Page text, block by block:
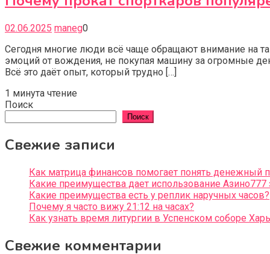
02.06.2025 maneg0
Сегодня многие люди всё чаще обращают внимание на
эмоций от вождения, не покупая машину за огромные
Всё это даёт опыт, который трудно […]
1 минута чтение
Поиск
Поиск
Свежие записи
Как матрица финансов помогает понять денежный
Какие преимущества дает использование Азино777
Какие преимущества есть у реплик наручных часов?
Почему я часто вижу 21:12 на часах?
Как узнать время литургии в Успенском соборе
Свежие комментарии